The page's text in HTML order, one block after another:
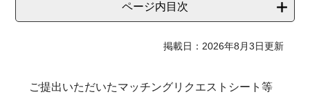
ページ内目次
掲載日：2026年8月3日更新
ご提出いただいたマッチングリクエストシート等